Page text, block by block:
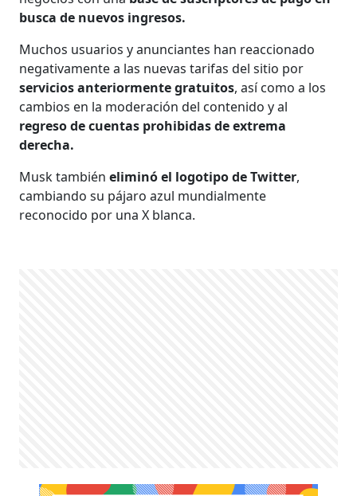
busca de nuevos ingresos.
Muchos usuarios y anunciantes han reaccionado
negativamente a las nuevas tarifas del sitio por
servicios anteriormente gratuitos, así como a los
cambios en la moderación del contenido y al
regreso de cuentas prohibidas de extrema
derecha.
Musk tambiéneliminó el logotipo de Twitter,
cambiando su pájaro azul mundialmente
reconocido por una X blanca.